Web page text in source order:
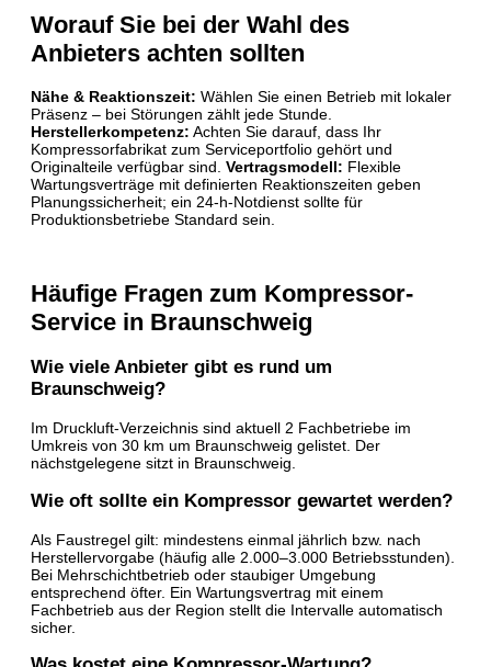
Worauf Sie bei der Wahl des
Anbieters achten sollten
Nähe & Reaktionszeit: Wählen Sie einen Betrieb mit lokaler
Präsenz – bei Störungen zählt jede Stunde.
Herstellerkompetenz: Achten Sie darauf, dass Ihr
Kompressorfabrikat zum Serviceportfolio gehört und
Originalteile verfügbar sind. Vertragsmodell: Flexible
Wartungsverträge mit definierten Reaktionszeiten geben
Planungssicherheit; ein 24-h-Notdienst sollte für
Produktionsbetriebe Standard sein.
Häufige Fragen zum Kompressor-
Service in Braunschweig
Wie viele Anbieter gibt es rund um
Braunschweig?
Im Druckluft-Verzeichnis sind aktuell 2 Fachbetriebe im
Umkreis von 30 km um Braunschweig gelistet. Der
nächstgelegene sitzt in Braunschweig.
Wie oft sollte ein Kompressor gewartet werden?
Als Faustregel gilt: mindestens einmal jährlich bzw. nach
Herstellervorgabe (häufig alle 2.000–3.000 Betriebsstunden).
Bei Mehrschichtbetrieb oder staubiger Umgebung
entsprechend öfter. Ein Wartungsvertrag mit einem
Fachbetrieb aus der Region stellt die Intervalle automatisch
sicher.